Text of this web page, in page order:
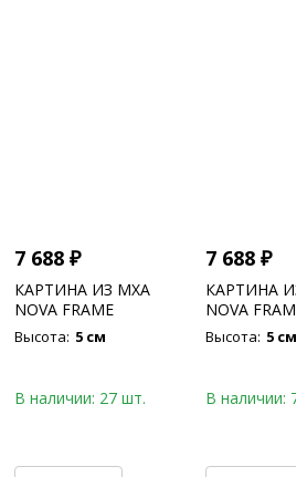
7 688 ₽
КАРТИНА ИЗ МХА
NOVA FRAME
ANTHRACITE-
CONCRETE 100% FLAT
Высота: 5 см
В наличии: 27 шт.
7 688 ₽
КАРТИНА
NOVA
CONCRETE
MOSS
Высота: 5 см
В наличии: